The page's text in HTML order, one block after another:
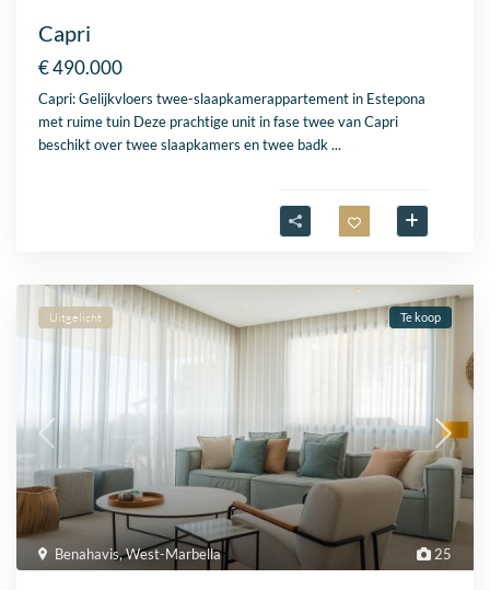
Capri
€ 490.000
Capri: Gelijkvloers twee-slaapkamerappartement in Estepona
met ruime tuin Deze prachtige unit in fase twee van Capri
beschikt over twee slaapkamers en twee badk...
25
Benahavis,West-Marbella
Uitgelicht Te koop